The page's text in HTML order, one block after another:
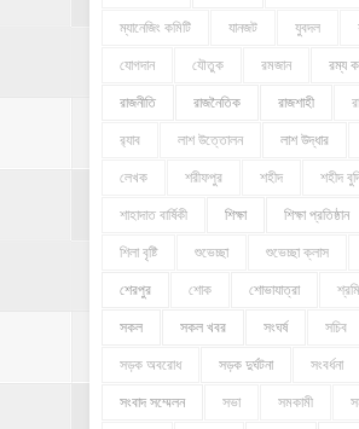
ম্যানেজিং কমিটি যানজট যুবদল
যোগদান যৌতুক রমজান রম্য
রাজনীতি রাজনৈতিক রাজশাহী
র‍্যাব লাশ উত্তোলন লাশ উদ্ধার
লেখক শরীফপুর শহীদ শহীদ
শাহাদাত বার্ষিকী শিক্ষা শিক্ষা প্রতিষ্ঠান
শিলা বৃষ্টি শুভেচ্ছা শুভেচ্ছা ক্লাস
শেরপুর শোক শোভাযাত্রা
সকল সকল খবর সংঘর্ষ সচিব
সড়ক অবরোধ সড়ক দুর্ঘটনা সংবর্ধনা
সংবাদ সম্মেলন সভা সমকামী